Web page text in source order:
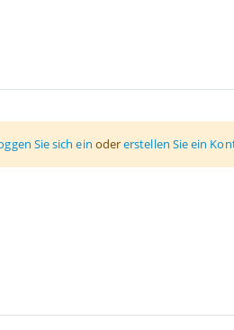
Sie sich ein odererstellen Sie ein